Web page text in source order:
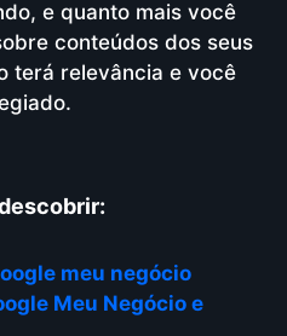
e quanto mais você
conteúdos dos seus
terá relevância e você
meu negócio
Meu Negócio e